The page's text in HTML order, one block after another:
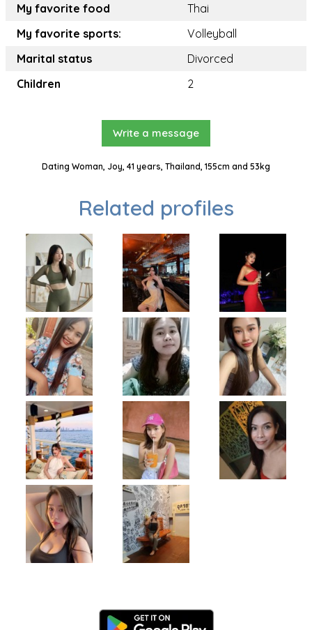
My favorite food
Thai
My favorite sports:
Volleyball
Marital status
Divorced
Children
2
Write a message
Dating Woman, Joy, 41 years, Thailand, 155cm and 53kg
Related profiles